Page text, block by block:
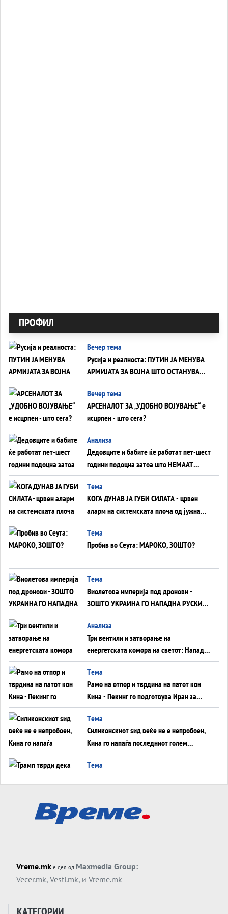
ПРОФИЛ
Вечер тема
Русија и реалноста: ПУТИН ЈА МЕНУВА
АРМИЈАТА ЗА ВОЈНА ШТО ОСТАНУВА
БЕЗ ФРОНТ
Вечер тема
АРСЕНАЛОТ ЗА „УДОБНО ВОЈУВАЊЕ“ е
исцрпен - што сега?
Анализа
Дедовците и бабите ќе работат пет-шест
години подоцна затоа што НЕМААТ
ВНУЦИ ДА ГИ ЗАМЕНАТ
Tема
КОГА ДУНАВ ЈА ГУБИ СИЛАТА - црвен
аларм на системската плоча од јужна
Германија до Црното Море...
Tема
Пробив во Сеута: МАРОКО, ЗОШТО?
Tема
Виолетова империја под дронови -
ЗОШТО УКРАИНА ГО НАПАДНА РУСКИОТ
WILDBERRIES
Aнализа
Три вентили и затворање на
енергетската комора на светот: Нападот
во Суец најавува глобален енергетски
инфаркт?
Tема
Рамо на отпор и тврдина на патот кон
Кина - Пекинг го подготвува Иран за
американска копнена инвазија
Tема
Силиконскиот ѕид веќе не е непробоен,
Кина го напаѓа последниот голем
монопол на Западот?
Tема
Tема
АТОМСКО ДОМИНО НА БЛИСКИОТ
ИСТОК
Vreme.mk е дел од Maxmedia Group:
Vecer.mk, Vesti.mk, и Vreme.mk